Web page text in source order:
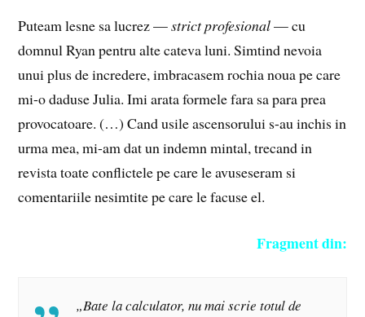
Puteam lesne sa lucrez —strict profesional— cu
domnul Ryan pentru alte cateva luni. Simtind nevoia
unui plus de incredere, imbracasem rochia noua pe care
mi-o daduse Julia. Imi arata formele fara sa para prea
provocatoare. (…) Cand usile ascensorului s-au inchis in
urma mea, mi-am dat un indemn mintal, trecand in
revista toate conflictele pe care le avuseseram si
comentariile nesimtite pe care le facuse el.
Fragment din:
„Bate la calculator, nu mai scrie totul de